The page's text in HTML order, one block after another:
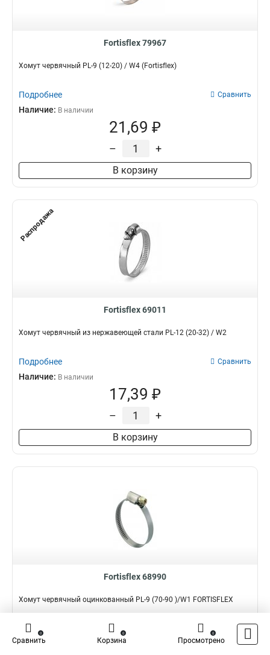
Fortisflex 79967
Хомут червячный PL-9 (12-20) / W4 (Fortisflex)
Подробнее Сравнить
Наличие: В наличии
21,69 ₽
– +
В корзину
Распродажа
Fortisflex 69011
Хомут червячный из нержавеющей стали PL-12 (20-32) / W2
Подробнее Сравнить
Наличие: В наличии
17,39 ₽
– +
В корзину
Fortisflex 68990
Хомут червячный оцинкованный PL-9 (70-90 )/W1 FORTISFLEX
Подробнее Сравнить
Наличие:
Сравнить
0
Корзина
0
Просмотрено
0